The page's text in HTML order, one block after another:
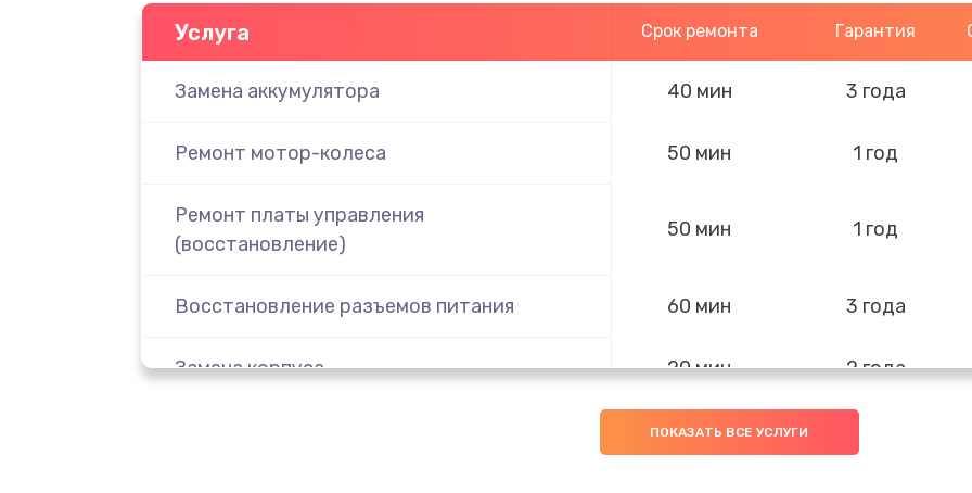
Услуга Срок ремонта Гарантия
Замена аккумулятора 40 мин 3 года
Ремонт мотор-колеса 50 мин 1 год
Ремонт платы управления
(восстановление)
50 мин 1 год
Восстановление разъемов питания 60 мин 3 года
Замена корпуса 20 мин 2 года
20 мин
ПОКАЗАТЬ ВСЕ УСЛУГИ